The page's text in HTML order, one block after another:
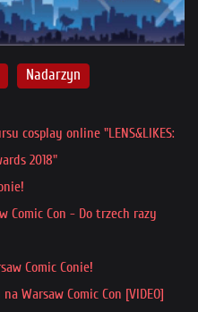
Nadarzyn
cosplay online "LENS&LIKES:
2018"
Comic Con - Do trzech razy
Comic Conie!
Warsaw Comic Con [VIDEO]